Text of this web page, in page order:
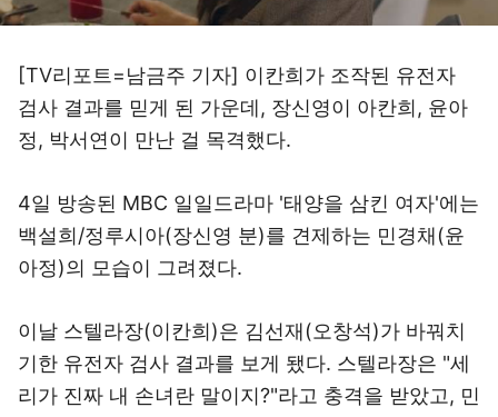
[TV리포트=남금주 기자] 이칸희가 조작된 유전자
검사 결과를 믿게 된 가운데, 장신영이 아칸희, 윤아
정, 박서연이 만난 걸 목격했다.
4일 방송된 MBC 일일드라마 '태양을 삼킨 여자'에는
백설희/정루시아(장신영 분)를 견제하는 민경채(윤
아정)의 모습이 그려졌다.
이날 스텔라장(이칸희)은 김선재(오창석)가 바꿔치
기한 유전자 검사 결과를 보게 됐다. 스텔라장은 "세
리가 진짜 내 손녀란 말이지?"라고 충격을 받았고, 민